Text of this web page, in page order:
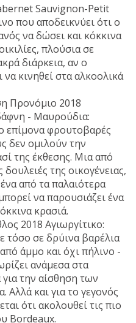
Sauvignon-Petit
που αποδεικνύει ότι ο
να δώσει και κόκκινα
πλούσια σε
διάρκεια, αν ο
κινηθεί στα αλκοολικά
Προνόμιο 2018
- Μαυρούδια:
επίμονα φρουτοβαρές
δεν ομιλούν την
της έκθεσης. Μια από
δουλειές της οικογένειας,
από τα παλαιότερα
να παρουσιάζει ένα
κρασιά.
2018 Αγιωργίτικο:
τόσο σε δρύινα βαρέλια
άμμο και όχι πήλινο -
ανάμεσα στα
την αίσθηση των
Αλλά και για το γεγονός
ότι ακολουθεί τις πιο
Bordeaux.